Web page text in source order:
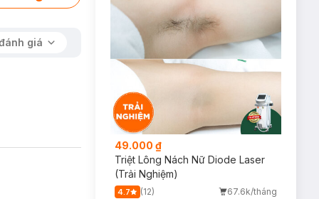
giá
49.000 ₫
Triệt Lông Nách Nữ Diode Laser
(Trải Nghiệm)
4.7 (12)
67.6k/tháng